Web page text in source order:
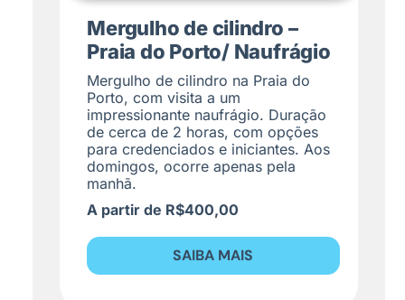
Mergulho de cilindro –
Praia do Porto/ Naufrágio
Mergulho de cilindro na Praia do
Porto, com visita a um
impressionante naufrágio. Duração
de cerca de 2 horas, com opções
para credenciados e iniciantes. Aos
domingos, ocorre apenas pela
manhã.
A partir de R$400,00
SAIBA MAIS